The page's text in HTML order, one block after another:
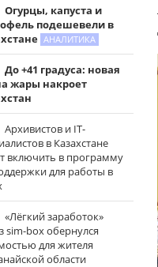
Огурцы, капуста и
подешевели в
АНАЛИТИКА
До +41 градуса: новая
жары накроет
Архивистов и IT-
в Казахстане
включить в программу
для работы в
«Лёгкий заработок»
sim-box обернулся
для жителя
области